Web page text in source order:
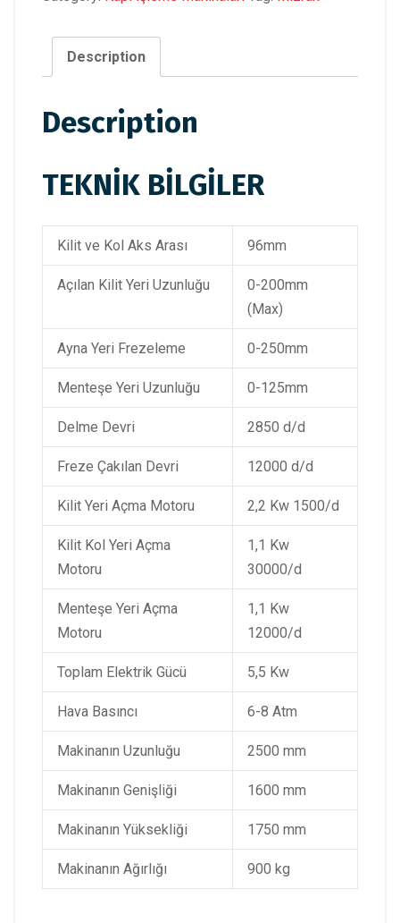
Description
Description
TEKNİK BİLGİLER
Kilit ve Kol Aks Arası 96mm
Açılan Kilit Yeri Uzunluğu
0-200mm
(Max)
Ayna Yeri Frezeleme 0-250mm
Menteşe Yeri Uzunluğu 0-125mm
Delme Devri 2850 d/d
Freze Çakılan Devri 12000 d/d
Kilit Yeri Açma Motoru 2,2 Kw 1500/d
Kilit Kol Yeri Açma
Motoru
1,1 Kw
30000/d
Menteşe Yeri Açma
Motoru
1,1 Kw
12000/d
Toplam Elektrik Gücü 5,5 Kw
Hava Basıncı 6-8 Atm
Makinanın Uzunluğu 2500 mm
Makinanın Genişliği 1600 mm
Makinanın Yüksekliği 1750 mm
Makinanın Ağırlığı 900 kg